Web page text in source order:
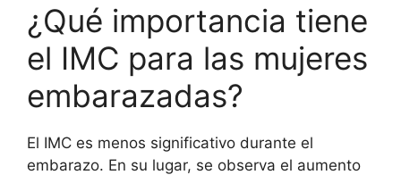
¿Qué importancia tiene
el IMC para las mujeres
embarazadas?
El IMC es menos significativo durante el
embarazo. En su lugar, se observa el aumento